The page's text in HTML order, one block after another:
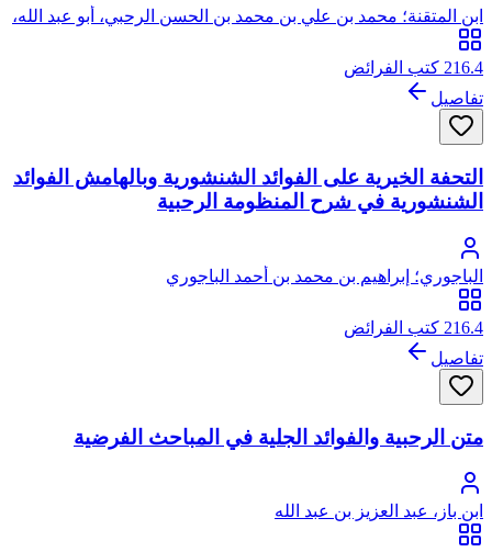
ابن المتقنة؛ محمد بن علي بن محمد بن الحسن الرحبي، أبو عبد الله،
المعروف بابن المتفننة
216.4 كتب الفرائض
تفاصيل
التحفة الخيرية على الفوائد الشنشورية وبالهامش الفوائد
الشنشورية في شرح المنظومة الرحبية
الباجوري؛ إبراهيم بن محمد بن أحمد الباجوري
216.4 كتب الفرائض
تفاصيل
متن الرحبية والفوائد الجلية في المباحث الفرضية
ابن باز، عبد العزيز بن عبد الله